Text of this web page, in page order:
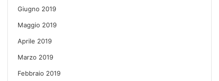
Giugno 2019
Maggio 2019
Aprile 2019
Marzo 2019
Febbraio 2019